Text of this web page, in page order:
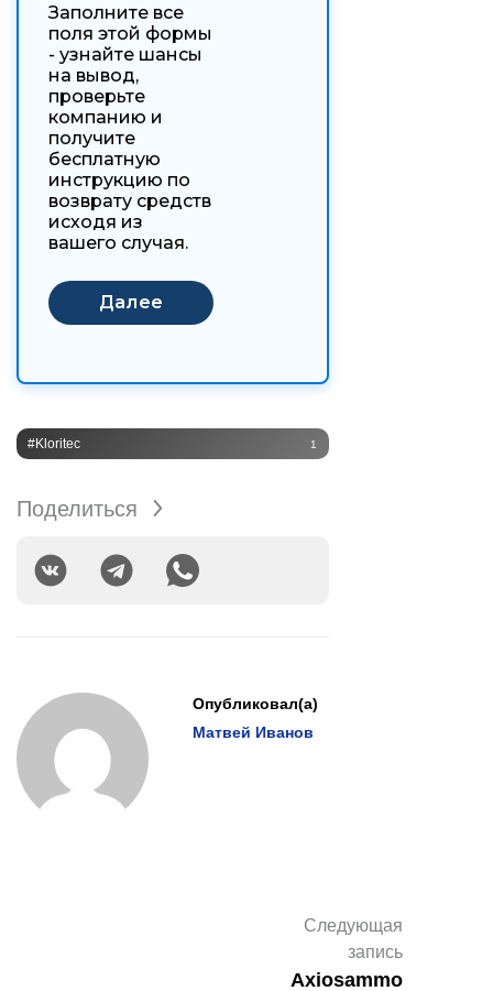
Заполните все
поля этой формы
- узнайте шансы
на вывод,
проверьте
компанию и
получите
бесплатную
инструкцию по
возврату средств
исходя из
вашего случая.
#Kloritec 1
Поделиться
Опубликовал(а)
Матвей Иванов
Следующая
запись
Axiosammo